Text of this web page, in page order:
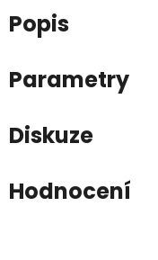
Popis
Parametry
Diskuze
Hodnocení